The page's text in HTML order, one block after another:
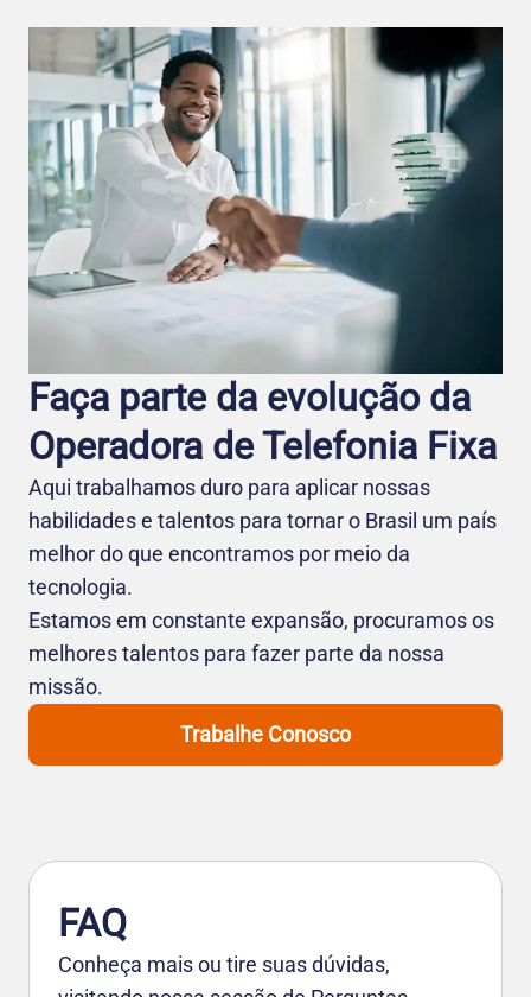
Faça parte da evolução da
Operadora de Telefo nia Fixa
Aqui trabalhamos duro para aplicar nossas
habilidades e talentos para tornar o Brasil um país
melhor do que encontramos por meio da
tecnologia.
Estamos em constante expansão, procuramos os
melhores talentos para fazer parte da nossa
missão.
Trabalhe Conosco
FAQ
Conheça mais ou tire suas dúvidas,